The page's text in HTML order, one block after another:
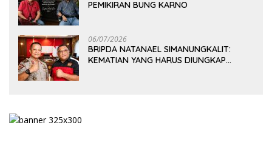
PEMIKIRAN BUNG KARNO
06/07/2026
BRIPDA NATANAEL SIMANUNGKALIT:
KEMATIAN YANG HARUS DIUNGKAP